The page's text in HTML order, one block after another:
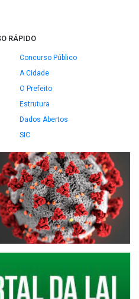
RÁPIDO
Concurso Público
A Cidade
O Prefeito
Estrutura
Dados Abertos
SIC